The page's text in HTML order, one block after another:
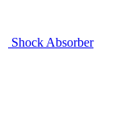
Shock Absorber